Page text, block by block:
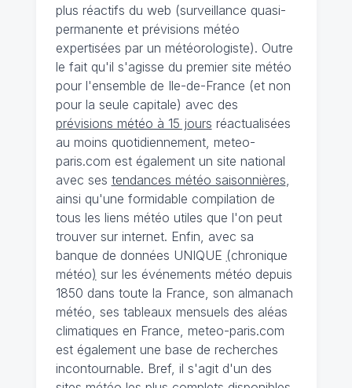
plus réactifs du web (surveillance quasi-
permanente et prévisions météo
expertisées par un météorologiste). Outre
le fait qu'il s'agisse du premier site météo
pour l'ensemble de Ile-de-France (et non
pour la seule capitale) avec des
prévisions météo à 15 jours réactualisées
au moins quotidiennement, meteo-
paris.com est également un site national
avec ses tendances météo saisonnières,
ainsi qu'une formidable compilation de
tous les liens météo utiles que l'on peut
trouver sur internet. Enfin, avec sa
banque de données UNIQUE (chronique
météo) sur les événements météo depuis
1850 dans toute la France, son almanach
météo, ses tableaux mensuels des aléas
climatiques en France, meteo-paris.com
est également une base de recherches
incontournable. Bref, il s'agit d'un des